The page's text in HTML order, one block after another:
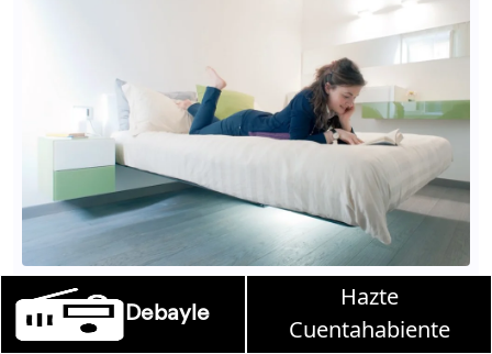
en W, lunes a viernes de 10 a 13 hrs.
Hazte
Cuentahabiente